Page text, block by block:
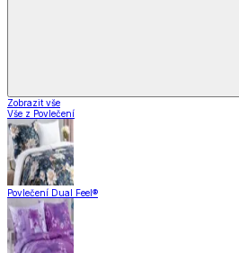
Zobrazit vše
Vše z Povlečení
Povlečení Dual Feel®